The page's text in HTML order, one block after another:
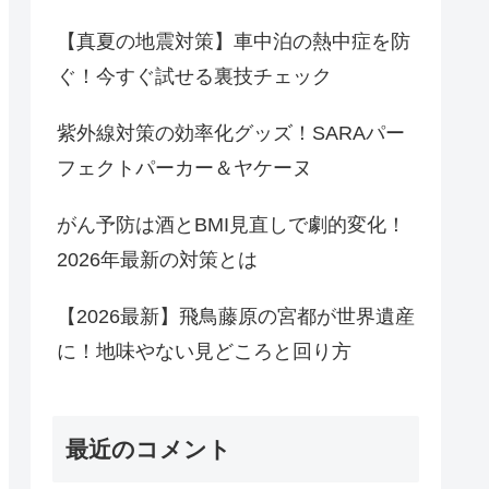
【真夏の地震対策】車中泊の熱中症を防
ぐ！今すぐ試せる裏技チェック
紫外線対策の効率化グッズ！SARAパー
フェクトパーカー＆ヤケーヌ
がん予防は酒とBMI見直しで劇的変化！
2026年最新の対策とは
【2026最新】飛鳥藤原の宮都が世界遺産
に！地味やない見どころと回り方
最近のコメント